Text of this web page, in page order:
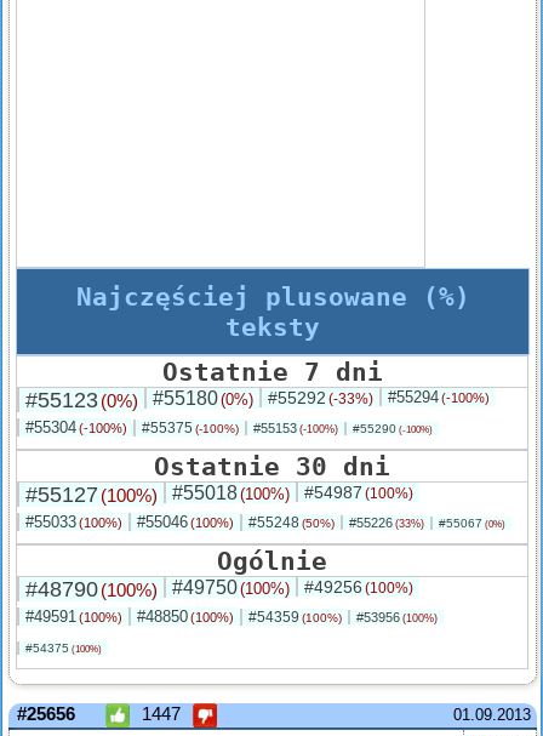
Najczęściej plusowane (%)
teksty
Ostatnie 7 dni
#55123(0%) #55180(0%) #55292 (-33%) #55294(-100%)
#55304(-100%) #55375 (-100%) #55153 (-100%) #55290 (-100%)
Ostatnie 30 dni
#55127 (100%) #55018(100%) #54987 (100%)
#55033(100%) #55046(100%) #55248 (50%) #55226 (33%) #55067 (0%)
Ogólnie
#48790(100%) #49750(100%) #49256 (100%)
#49591(100%) #48850(100%) #54359 (100%) #53956 (100%)
#54375 (100%)
01.09.2013
#25656 1447